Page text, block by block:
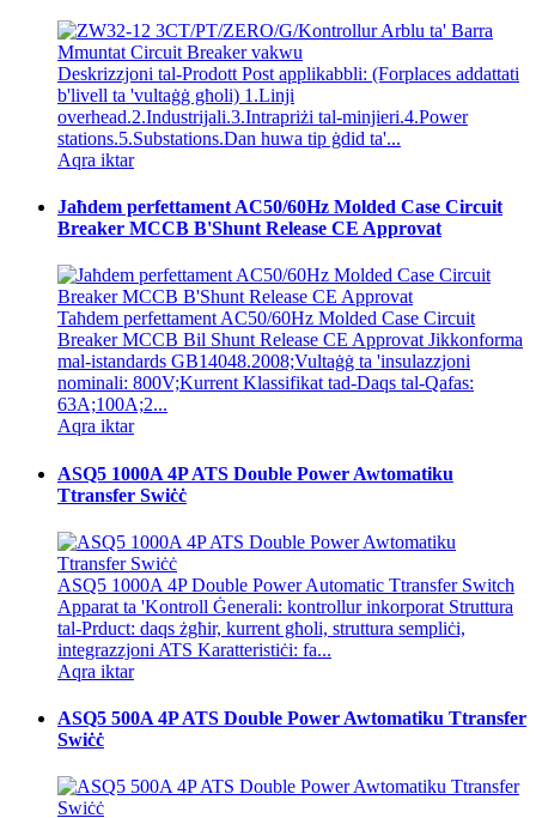
Deskrizzjoni tal-Prodott Post applikabbli: (Forplaces addattati
b'livell ta 'vultaġġ għoli) 1.Linji
overhead.2.Industrijali.3.Intrapriżi tal-minjieri.4.Power
stations.5.Substations.Dan huwa tip ġdid ta'...
Aqra iktar
Jaħdem perfettament AC50/60Hz Molded Case Circuit
Breaker MCCB B'Shunt Release CE Approvat
Taħdem perfettament AC50/60Hz Molded Case Circuit
Breaker MCCB Bil Shunt Release CE Approvat Jikkonforma
mal-istandards GB14048.2008;Vultaġġ ta 'insulazzjoni
nominali: 800V;Kurrent Klassifikat tad-Daqs tal-Qafas:
63A;100A;2...
Aqra iktar
ASQ5 1000A 4P ATS Double Power Awtomatiku
Ttransfer Swiċċ
ASQ5 1000A 4P Double Power Automatic Ttransfer Switch
Apparat ta 'Kontroll Ġenerali: kontrollur inkorporat Struttura
tal-Prduct: daqs żgħir, kurrent għoli, struttura sempliċi,
integrazzjoni ATS Karatteristiċi: fa...
Aqra iktar
ASQ5 500A 4P ATS Double Power Awtomatiku Ttransfer
Swiċċ